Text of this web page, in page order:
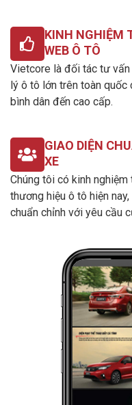
KINH NGHIỆM
WEB Ô TÔ
Vietcore là đối tác tư
lý ô tô lớn trên toàn quốc
bình dân đến cao cấp.
GIAO DIỆN
XE
Chúng tôi có kinh
thương hiệu ô tô hiện
chuẩn chỉnh với yêu cầu